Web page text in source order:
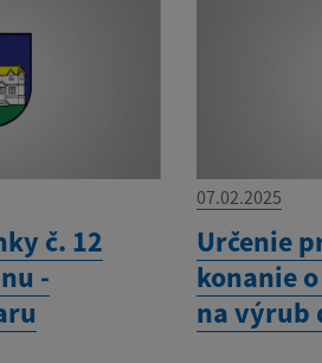
č. 12
-
07.02.2025
Určenie
konanie
na výrub